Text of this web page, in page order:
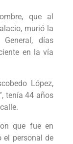
que al
murió la
días
en la vía
López,
tenía 44 años
que fue en
el personal de